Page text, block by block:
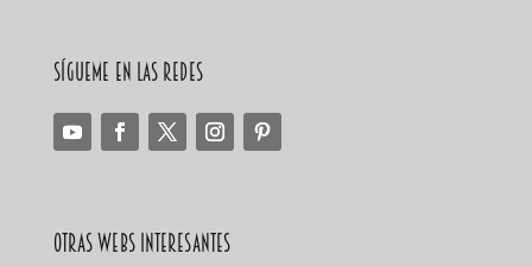
Sígueme en las redes
Otras Webs Interesantes